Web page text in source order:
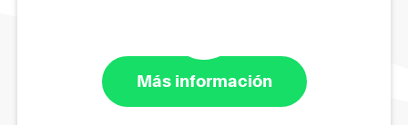
Más información